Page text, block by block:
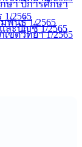
ษา ปีการศึกษา
2565
พันธ์ 1/2565
ละบัญชี 1/2565
ขตวิทยา 1/2565